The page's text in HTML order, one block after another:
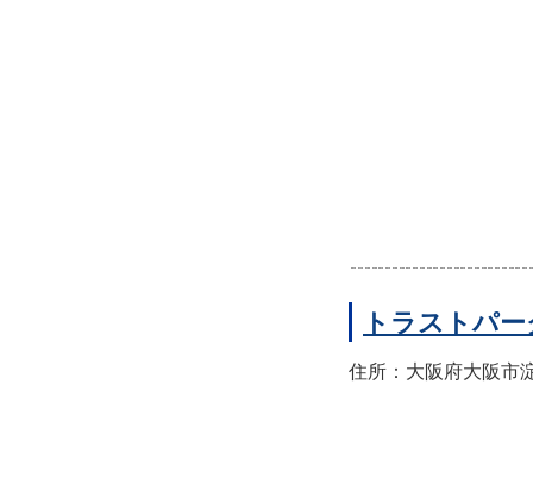
トラストパ
住所：大阪府大阪市